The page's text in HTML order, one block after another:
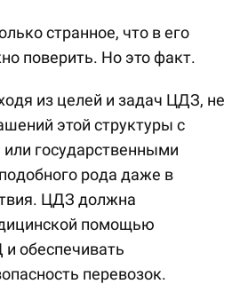
странное, что в его
поверить. Но это факт.
из целей и задач ЦДЗ, не
этой структуры с
государственными
рода даже в
ЦДЗ должна
помощью
обеспечивать
перевозок.